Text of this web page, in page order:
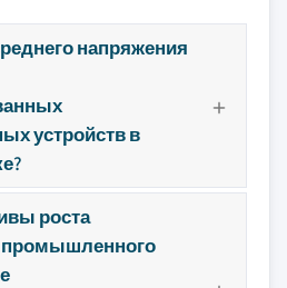
напряжения
устройств в
роста
промышленного